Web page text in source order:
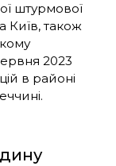
штурмової
Київ, також
2023
в районі